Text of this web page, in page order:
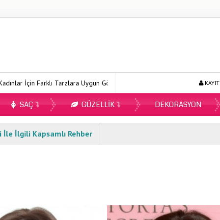
Farklı Tarzlara Uygun Gömlek Modelleri Ecopirin Reçetesiz
SAÇ GÜZELLIK DEKORASYON
İle İlgili Kapsamlı Rehber